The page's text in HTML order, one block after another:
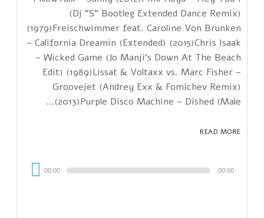
(Dj "S" Bootleg Extended Dance Remix)
(1979)Freischwimmer feat. Caroline Von Brunken
– California Dreamin (Extended) (2015)Chris Isaak
– Wicked Game (Jo Manji's Down At The Beach
Edit) (1989)Lissat & Voltaxx vs. Marc Fisher –
Groovejet (Andrey Exx & Fomichev Remix)
(2013)Purple Disco Machine – Dished (Male…
READ MORE
00:00 00:00